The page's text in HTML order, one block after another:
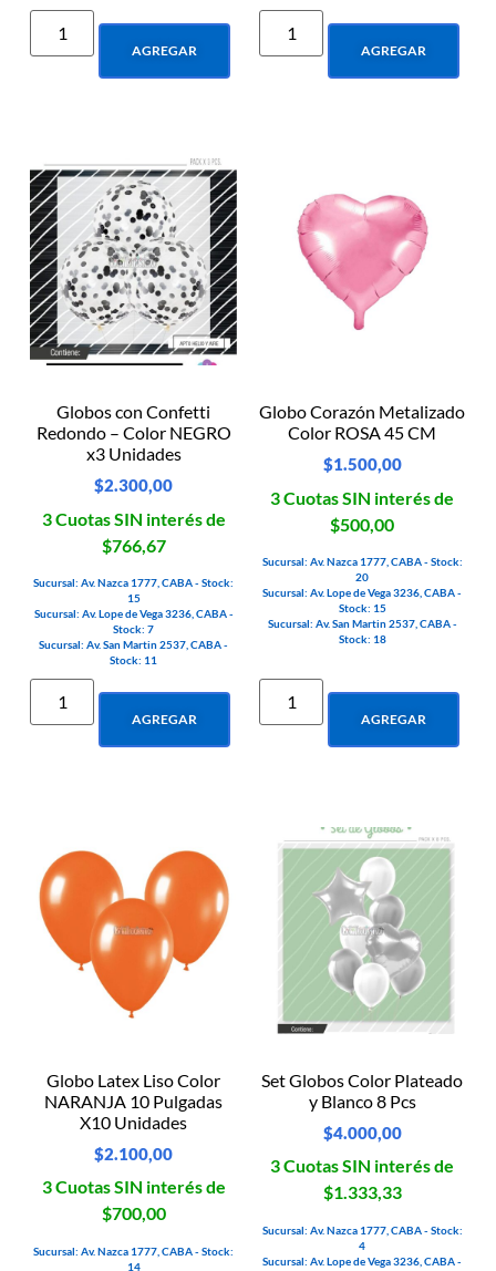
AGREGAR AGREGAR
Globos con Confetti
Redondo – Color NEGRO
x3 Unidades
$2.300,00
3 Cuotas SIN interés de
$766,67
Sucursal: Av. Nazca 1777, CABA - Stock:
15
Sucursal: Av. Lope de Vega 3236, CABA -
Stock: 7
Sucursal: Av. San Martin 2537, CABA -
Stock: 11
AGREGAR
Globo Corazón Metalizado
Color ROSA 45 CM
$1.500,00
3 Cuotas SIN interés de
$500,00
Sucursal: Av. Nazca 1777, CABA - Stock:
20
Sucursal: Av. Lope de Vega 3236, CABA -
Stock: 15
Sucursal: Av. San Martin 2537, CABA -
Stock: 18
AGREGAR
Globo Latex Liso Color
NARANJA 10 Pulgadas
X10 Unidades
$2.100,00
3 Cuotas SIN interés de
$700,00
Sucursal: Av. Nazca 1777, CABA - Stock:
14
Set Globos Color Plateado
y Blanco 8 Pcs
$4.000,00
3 Cuotas SIN interés de
$1.333,33
Sucursal: Av. Nazca 1777, CABA - Stock:
4
Sucursal: Av. Lope de Vega 3236, CABA -